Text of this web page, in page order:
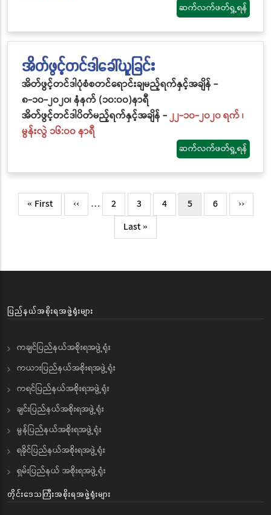
ဆက်လက်ဖတ်ရှု့ရန်
အိတ်ဖွင့်တင်ဒါခေါ်ယူခြင်း
အိတ်ဖွင့်တင်ဒါပုံစံစတင်ရောင်းချမည့်ရက်နှင့်အချိန် -
၈-၁၀-၂၀၂၀၊ နံနက် (၁၀:၀၀)နာရီ
အိတ်ဖွင့်တင်ဒါပိတ်မည့်ရက်နှင့်အချိန် -၂၂-၁၀-၂၀၂၀ ရက် ၊
မွန်းလွဲ ၁၆:၀၀ နာရီ
ဆက်လက်ဖတ်ရှု့ရန်
Pagination
First
page
« First
Previous
page
‹‹ … Page
2 Page
3 Page
4
လက်ရှိ
စာမျက်နှာ
5 Page
6
Next
page
››
Last
page
Last »
ပြည်နယ်အစိုးရအဖွဲ့ရုံးများ
ကချင်ပြည်နယ်အစိုးရအဖွဲ့ရုံး
ကယားပြည်နယ်အစိုးရအဖွဲ့ရုံး
ကရင်ပြည်နယ်အစိုးရအဖွဲ့ရုံး
ချင်းပြည်နယ်အစိုးရအဖွဲ့ရုံး
မွန်ပြည်နယ်အစိုးရအဖွဲ့ရုံး
ရခိုင်ပြည်နယ်အစိုးရအဖွဲ့ရုံး
ရှမ်းပြည်နယ် အစိုးရအဖွဲ့ရုံး
တိုင်းဒေသကြီးအစိုးရအဖွဲ့ရုံးများ